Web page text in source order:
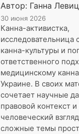
Автор: Ганна
30 июня 2026
Канна-активистка,
исследовательница
канна-культуры и
ответственного
медицинскому
Украине. В своих
сочетает научные
правовой контекст
человеческий
сложные темы